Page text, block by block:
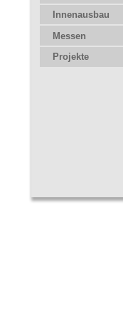
Innenausbau
Messen
Projekte